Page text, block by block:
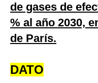
de gases de
% al año 2030,
de París.
DATO